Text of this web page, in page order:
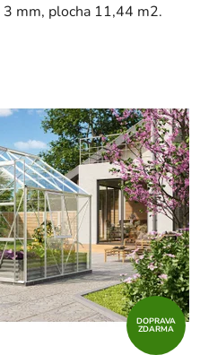
mm, plocha 11,44 m2.
DOPRAVA
ZDARMA